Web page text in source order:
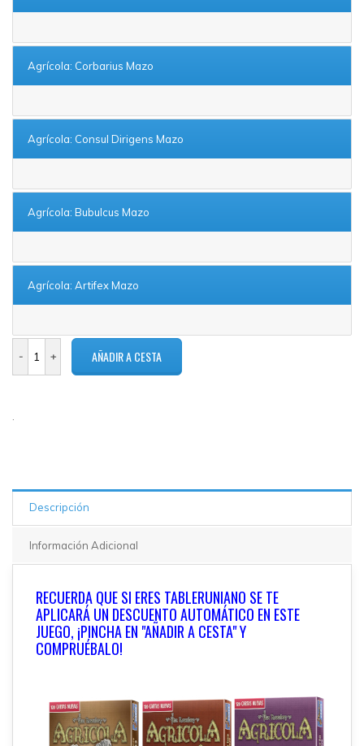
Agrícola: Corbarius Mazo
Agrícola: Consul Dirigens Mazo
Agrícola: Bubulcus Mazo
Agrícola: Artifex Mazo
Descripción
Información Adicional
RECUERDA QUE SI ERES TABLERUNIANO SE TE
APLICARÁ UN DESCUENTO AUTOMÁTICO EN ESTE
JUEGO, ¡PINCHA EN "AÑADIR A CESTA" Y
COMPRUÉBALO!